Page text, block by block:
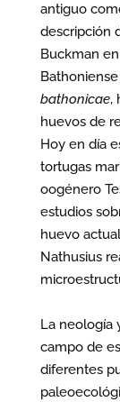
antiguo
descripción
Buckman
bathonicae,
huevos de
Hoy en día
tortugas
oogénero
estudios
huevo
Nathusius
La neología
campo de
diferentes